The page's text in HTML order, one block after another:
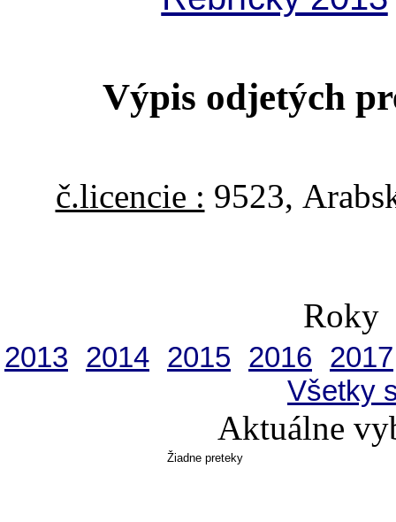
Výpis odjetých
č.licencie : 9523,
2013 2014 2015 2016
2017
Všetky
Aktuálne
Žiadne preteky